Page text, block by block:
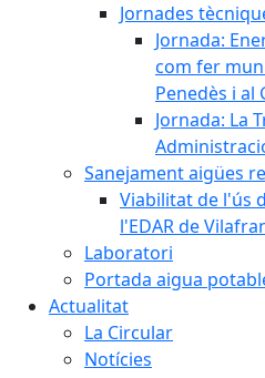
Jornades
Jornada:
com fer
Penedès i al
Jornada: La
Sanejament aigües
Viabilitat de l'ús
l'EDAR de
Laboratori
Portada aigua
Actualitat
La Circular
Notícies